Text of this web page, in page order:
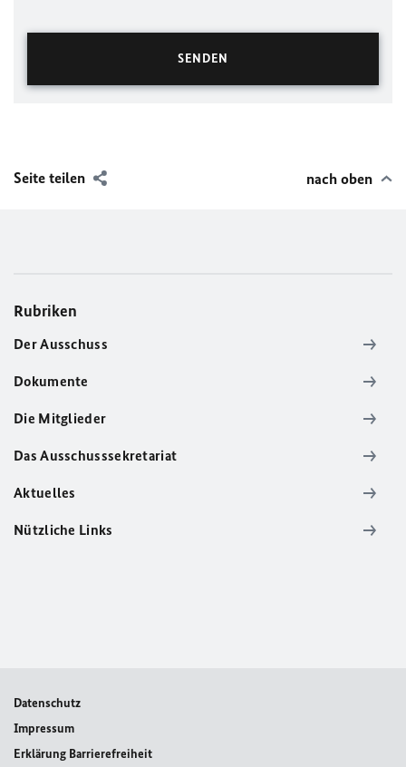
Seite teilen nach oben
Rubriken
Der Ausschuss
Dokumente
Die Mitglieder
Das Ausschusssekretariat
Aktuelles
Nützliche Links
Datenschutz
Impressum
Erklärung Barrierefreiheit